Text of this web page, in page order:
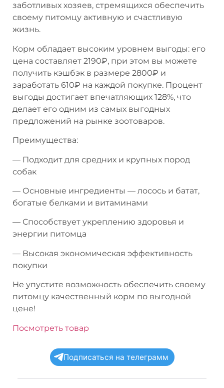
заботливых хозяев, стремящихся обеспечить
своему питомцу активную и счастливую
жизнь.
Корм обладает высоким уровнем выгоды: его
цена составляет 2190₽, при этом вы можете
получить кэшбэк в размере 2800₽ и
заработать 610₽ на каждой покупке. Процент
выгоды достигает впечатляющих 128%, что
делает его одним из самых выгодных
предложений на рынке зоотоваров.
Преимущества:
— Подходит для средних и крупных пород
собак
— Основные ингредиенты — лосось и батат,
богатые белками и витаминами
— Способствует укреплению здоровья и
энергии питомца
— Высокая экономическая эффективность
покупки
Не упустите возможность обеспечить своему
питомцу качественный корм по выгодной
цене!
Посмотреть товар
Подписаться на телеграмм